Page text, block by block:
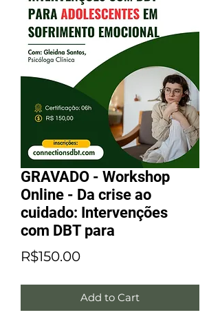
GRAVADO - Workshop
Online - Da crise ao
cuidado: Intervenções
com DBT para
R$150.00Price
Add to Cart